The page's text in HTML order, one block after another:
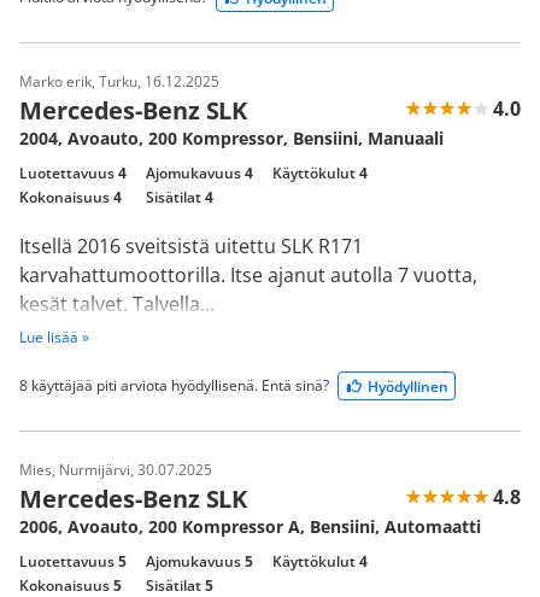
Marko erik, Turku, 16.12.2025
Mercedes-Benz SLK 4.0
2004, Avoauto, 200 Kompressor, Bensiini, Manuaali
Luotettavuus4 Ajomukavuus4 Käyttökulut4
Kokonaisuus4 Sisätilat4
Itsellä 2016 sveitsistä uitettu SLK R171
karvahattumoottorilla. Itse ajanut autolla 7 vuotta,
kesät talvet. Talvella...
Lue lisää »
8 käyttäjää piti arviota hyödyllisenä. Entä sinä? Hyödyllinen
Mies, Nurmijärvi, 30.07.2025
Mercedes-Benz SLK 4.8
2006, Avoauto, 200 Kompressor A, Bensiini, Automaatti
Luotettavuus5 Ajomukavuus5 Käyttökulut4
Kokonaisuus5 Sisätilat5